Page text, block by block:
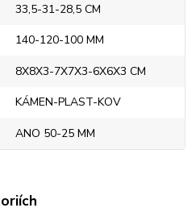
33,5-31-28,5 CM
140-120-100 MM
8X8X3-7X7X3-6X6X3 CM
KÁMEN-PLAST-KOV
ANO 50-25 MM